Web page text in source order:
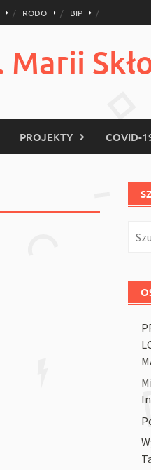
RODO BIP
PROJEKTY COVID-